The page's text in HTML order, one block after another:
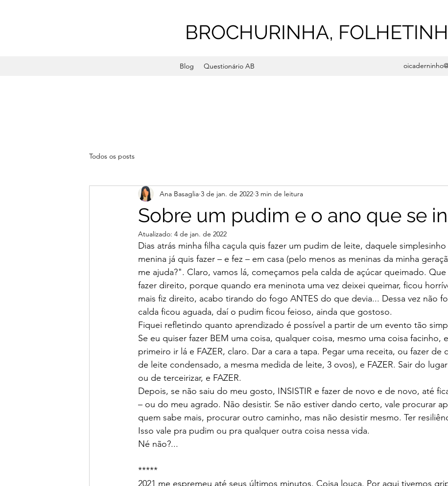
BROCHURINHA,
Blog Questionário AB
Todos os posts
Sobre um pudim e o ano que se
Ana Basaglia 3 de jan. de 2022 3 min de leitura
Atualizado: 4 de jan. de 2022
Dias atrás minha filha caçula quis fazer um pudim de leite, daquele
menina já quis fazer – e fez – em casa (pelo menos as meninas da minha
me ajuda?". Claro, vamos lá, começamos pela calda de açúcar queimado.
fazer direito, porque quando era meninota uma vez deixei queimar, ficou
mais fiz direito, acabo tirando do fogo ANTES do que devia... Dessa vez não
calda ficou aguada, daí o pudim ficou feioso, ainda que gostoso.
Fiquei refletindo quanto aprendizado é possível a partir de um evento tão
Se eu quiser fazer BEM uma coisa, qualquer coisa, mesmo uma coisa facinho,
primeiro ir lá e FAZER, claro. Dar a cara a tapa. Pegar uma receita, ou fazer de
de leite condensado, a mesma medida de leite, 3 ovos), e FAZER. Sair do
ou de terceirizar, e FAZER.
Depois, se não saiu do meu gosto, INSISTIR e fazer de novo e de novo, até
– ou do meu agrado. Não desistir. Se não estiver dando certo, vale procurar
quem sabe mais, procurar outro caminho, mas não desistir mesmo. Ter
Isso vale pra pudim ou pra qualquer outra coisa nessa vida.
Né não?...
*****
2021 me espremeu até seus últimos minutos. Coisa louca. Por aqui tivemos